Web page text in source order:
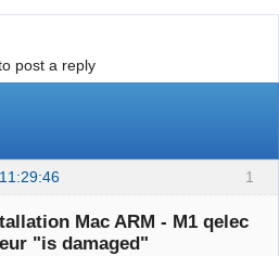
post a reply
1
Mac ARM - M1 qelec
"is damaged"